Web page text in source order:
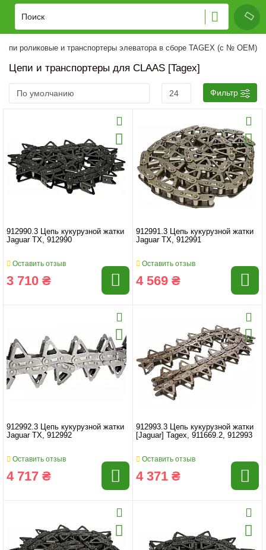
роликовые и транспортеры элеватора в сборе TAGEX (с № OEM)
Цепи и транспортеры для CLAAS [Tagex]
Фильтр
912990.3 Цепь кукурузной жатки
Jaguar TX, 912990
Оставить отзыв
3 710 ₴
912991.3 Цепь кукурузной жатки
Jaguar TX, 912991
Оставить отзыв
4 569 ₴
912992.3 Цепь кукурузной жатки
Jaguar TX, 912992
Оставить отзыв
4 717 ₴
912993.3 Цепь кукурузной жатки
[Jaguar] Tagex, 911669.2, 912993
Оставить отзыв
4 371 ₴